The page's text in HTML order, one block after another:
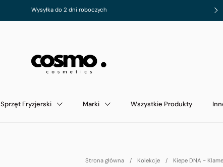
Wysyłka do 2 dni roboczych
Sprzęt Fryzjerski Marki Wszystkie Produkty
Strona główna / Kolekcje / Kiepe DNA -